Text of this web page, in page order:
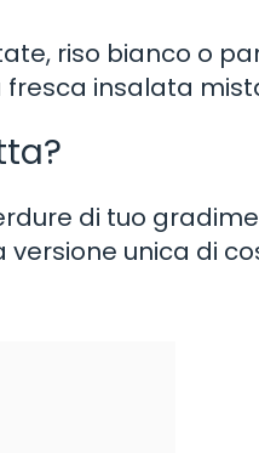
riso bianco o
insalata
di tuo
unica di